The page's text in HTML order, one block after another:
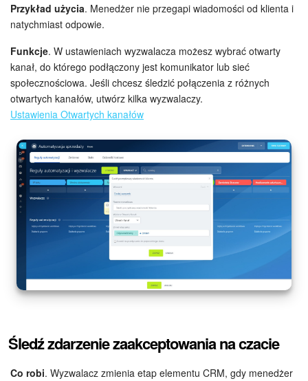
Przykład użycia. Menedżer nie przegapi wiadomości od klienta i
natychmiast odpowie.
Funkcje. W ustawieniach wyzwalacza możesz wybrać otwarty
kanał, do którego podłączony jest komunikator lub sieć
społecznościowa. Jeśli chcesz śledzić połączenia z różnych
otwartych kanałów, utwórz kilka wyzwalaczy.
Ustawienia Otwartych kanałów
Śledź zdarzenie zaakceptowania na czacie
Co robi. Wyzwalacz zmienia etap elementu CRM, gdy menedżer